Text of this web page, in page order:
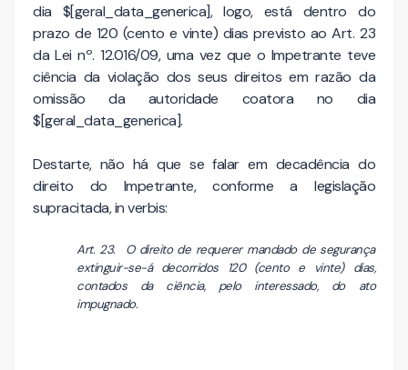
dia $[geral_data_generica], logo, está dentro do
prazo de 120 (cento e vinte) dias previsto ao Art. 23
da Lei nº. 12.016/09, uma vez que o Impetrante teve
ciência da violação dos seus direitos em razão da
omissão da autoridade coatora no dia
$[geral_data_generica].
Destarte, não há que se falar em decadência do
direito do Impetrante, conforme a legislação
supracitada, in verbis:
Art. 23. O direito de requerer mandado de segurança
extinguir-se-á decorridos 120 (cento e vinte) dias,
contados da ciência, pelo interessado, do ato
impugnado.